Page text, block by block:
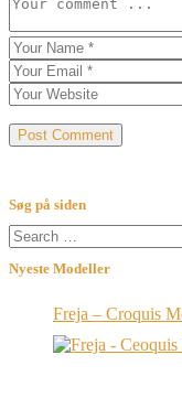
Søg på siden
Search
for:
Nyeste Modeller
Freja –